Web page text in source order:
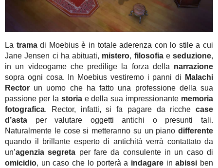
La tramadi Moebius è in totale aderenza con lo stile a cui
Jane Jensen ci ha abituati, mistero, filosofiae seduzione,
in un videogame che predilige la forza della narrazione
sopra ogni cosa. In Moebius vestiremo i panni di
Malachi
Rector un uomo che ha fatto una professione della sua
passione per la storiae della sua impressionante memoria
fotografica. Rector, infatti, si fa pagare da ricche case
d’asta per valutare oggetti antichi o presunti tali.
Naturalmente le cose si metteranno su un piano differente
quando il brillante esperto di antichità verrà contattato da
un’agenzia segreta per fare da consulente in un caso di
omicidio, un caso che lo porterà a indagareinabissi ben